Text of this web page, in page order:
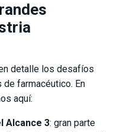
detalle los desafíos
farmacéutico. En
aquí:
Alcance 3: gran parte